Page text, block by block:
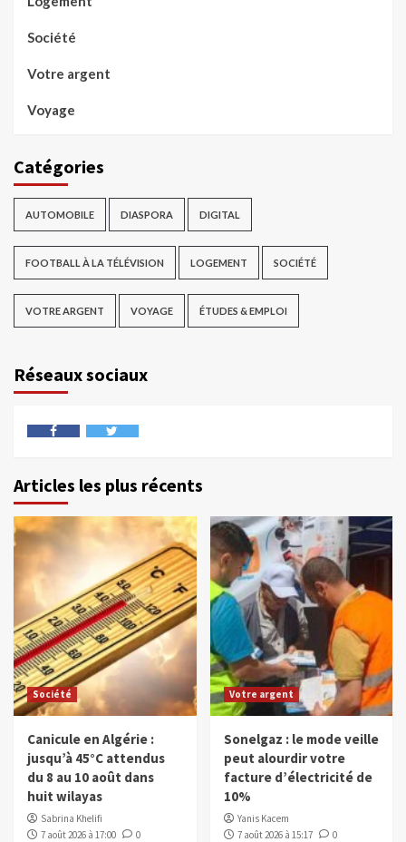
Société
Votre argent
Voyage
Catégories
AUTOMOBILE DIASPORA DIGITAL
FOOTBALL À LA TÉLÉVISION LOGEMENT SOCIÉTÉ
VOTRE ARGENT VOYAGE ÉTUDES & EMPLOI
Réseaux sociaux
Articles les plus récents
Société
Canicule en Algérie :
jusqu’à 45°C attendus
du 8 au 10 août dans
huit wilayas
Sabrina Khelifi
7 août 2026 à 17:00
0
Votre argent
Sonelgaz : le mode veille
peut alourdir votre
facture d’électricité de
10%
Yanis Kacem
7 août 2026 à 15:17
0